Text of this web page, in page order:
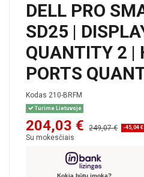
DELL PRO
SD25 |
QUANTITY 2 |
PORTS
Kodas 210-BRFM
Turime Lietuvoje
204,03 € 249,07 € -45,04 €
Su mokesčiais
Kokia būtų įmoka?